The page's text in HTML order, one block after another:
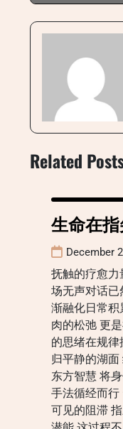
Related
生命在
December
抚触的疗愈力
场无声对话已
渐融化日常
肉的松弛 更
的思绪在规
归平静的湖
东方智慧 将
手法循经而
可见的阻滞